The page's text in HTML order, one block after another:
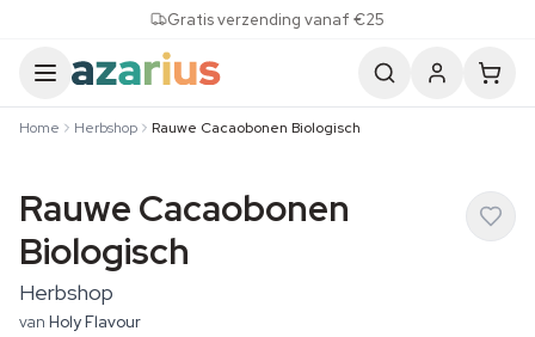
Gratis verzending vanaf €25
Home Herbshop Rauwe Cacaobonen Biologisch
Rauwe Cacaobonen
Biologisch
Herbshop
van Holy Flavour